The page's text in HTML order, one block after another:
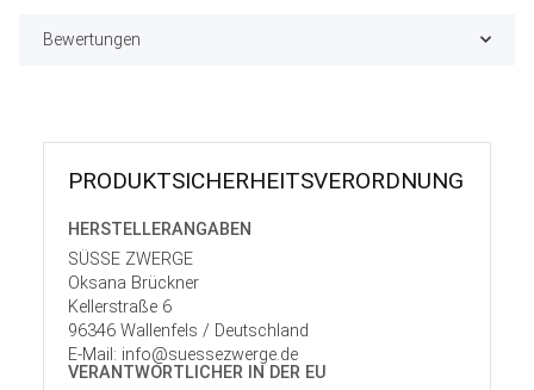
Bewertungen
PRODUKT­SICHER­HEITS­VER­ORD­NUNG
HERSTELLER­ANGABEN
SÜSSE ZWERGE
Oksana Brückner
Kellerstraße 6
96346 Wallenfels / Deutschland
E-Mail: info@suessezwerge.de
VERANTWORT­LICHER IN DER EU